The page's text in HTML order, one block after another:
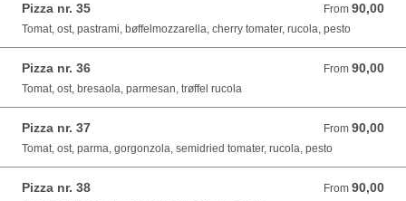
Pizza nr. 35 From 90,00
From 90,00 DKK
Tomat, ost, pastrami, bøffelmozzarella, cherry tomater, rucola, pesto
Pizza nr. 36 From 90,00
From 90,00 DKK
Tomat, ost, bresaola, parmesan, trøffel rucola
Pizza nr. 37 From 90,00
From 90,00 DKK
Tomat, ost, parma, gorgonzola, semidried tomater, rucola, pesto
Pizza nr. 38 From 90,00
From 90,00 DKK